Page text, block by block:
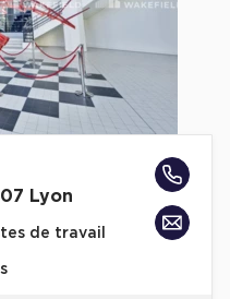
Lyon
de travail